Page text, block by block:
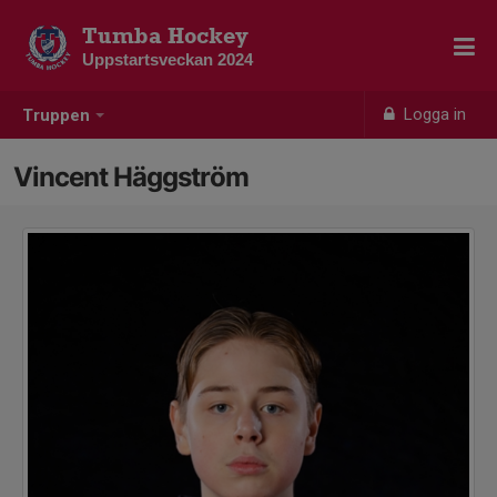
Truppen Logga in
Tumba Hockey
Uppstartsveckan 2024
Vincent Häggström